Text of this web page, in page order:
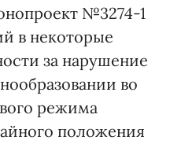
№3274-1
в некоторые
за нарушение
во
режима
положения